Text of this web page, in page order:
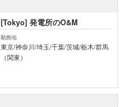
[Tokyo] 発電所のO&M
勤務地
東京/神奈川/埼玉/千葉/茨城/栃木/群馬
（関東）